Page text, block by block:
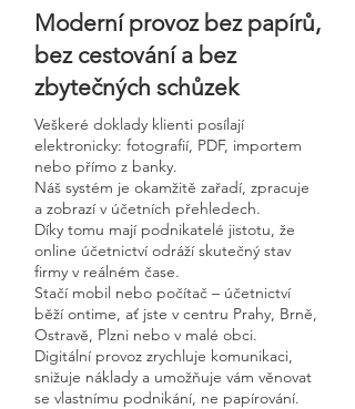
Moderní provoz bez papírů,
bez cestování a bez
zbytečných schůzek
Veškeré doklady klienti posílají
elektronicky: fotografií, PDF, importem
nebo přímo z banky.
Náš systém je okamžitě zařadí, zpracuje
a zobrazí v účetních přehledech.
Díky tomu mají podnikatelé jistotu, že
online účetnictví odráží skutečný stav
firmy v reálném čase.
Stačí mobil nebo počítač – účetnictví
běží ontime, ať jste v centru Prahy, Brně,
Ostravě, Plzni nebo v malé obci.
Digitální provoz zrychluje komunikaci,
snižuje náklady a umožňuje vám věnovat
se vlastnímu podnikání, ne papírování.